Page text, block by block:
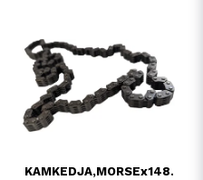
KAMKEDJA,MORSEx148.